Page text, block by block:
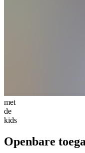
met
de
kids
Openbare